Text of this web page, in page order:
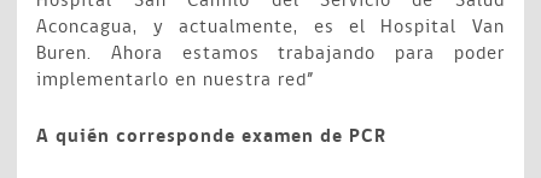
Aconcagua, y actualmente, es el Hospital Van
Buren. Ahora estamos trabajando para poder
implementarlo en nuestra red”
A quién corresponde examen de PCR